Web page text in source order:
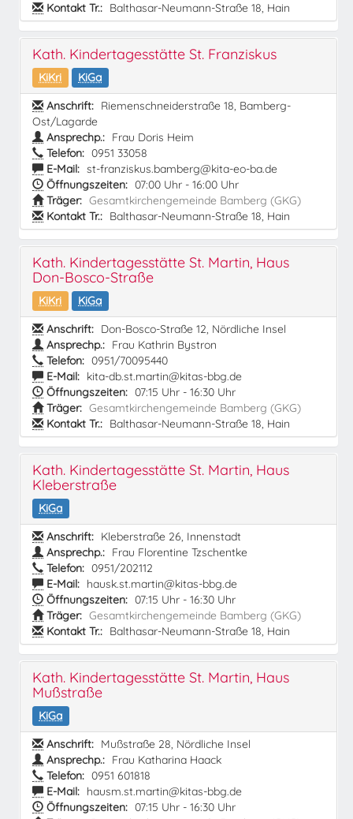
Kontakt Tr.: Balthasar-Neumann-Straße 18, Hain
Kath. Kindertagesstätte St. Franziskus
KiKri
KiGa
Anschrift: Riemenschneiderstraße 18, Bamberg-
Ost/Lagarde
Ansprechp.: Frau Doris Heim
Telefon: 0951 33058
E-Mail: st-franziskus.bamberg@kita-eo-ba.de
Öffnungszeiten: 07:00 Uhr - 16:00 Uhr
Träger: Gesamtkirchengemeinde Bamberg (GKG)
Kontakt Tr.: Balthasar-Neumann-Straße 18, Hain
Kath. Kindertagesstätte St. Martin, Haus
Don-Bosco-Straße
KiKri
KiGa
Anschrift: Don-Bosco-Straße 12, Nördliche Insel
Ansprechp.: Frau Kathrin Bystron
Telefon: 0951/70095440
E-Mail: kita-db.st.martin@kitas-bbg.de
Öffnungszeiten: 07:15 Uhr - 16:30 Uhr
Träger: Gesamtkirchengemeinde Bamberg (GKG)
Kontakt Tr.: Balthasar-Neumann-Straße 18, Hain
Kath. Kindertagesstätte St. Martin, Haus
Kleberstraße
KiGa
Anschrift: Kleberstraße 26, Innenstadt
Ansprechp.: Frau Florentine Tzschentke
Telefon: 0951/202112
E-Mail: hausk.st.martin@kitas-bbg.de
Öffnungszeiten: 07:15 Uhr - 16:30 Uhr
Träger: Gesamtkirchengemeinde Bamberg (GKG)
Kontakt Tr.: Balthasar-Neumann-Straße 18, Hain
Kath. Kindertagesstätte St. Martin, Haus
Mußstraße
KiGa
Anschrift: Mußstraße 28, Nördliche Insel
Ansprechp.: Frau Katharina Haack
Telefon: 0951 601818
E-Mail: hausm.st.martin@kitas-bbg.de
Öffnungszeiten: 07:15 Uhr - 16:30 Uhr